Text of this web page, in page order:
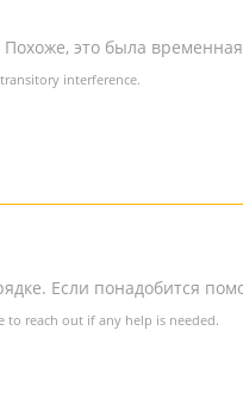
это была
interference.
Если понадобится
to reach out if any help is needed.